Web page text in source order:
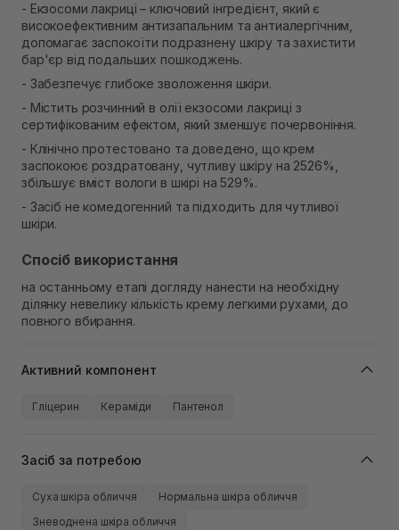
- Екзосоми лакриці – ключовий інгредієнт, який є
високоефективним антизапальним та антиалергічним,
допомагає заспокоїти подразнену шкіру та захистити
бар'єр від подальших пошкоджень.
- Забезпечує глибоке зволоження шкіри.
- Містить розчинний в олії екзосоми лакриці з
сертифікованим ефектом, який зменшує почервоніння.
- Клінічно протестовано та доведено, що крем
заспокоює роздратовану, чутливу шкіру на 2526%,
збільшує вміст вологи в шкірі на 529%.
- Засіб не комедогенний та підходить для чутливої
шкіри.
Спосіб використання
на останньому етапі догляду нанести на необхідну
ділянку невелику кількість крему легкими рухами, до
повного вбирання.
Активний компонент
Гліцерин Кераміди Пантенол
Засіб за потребою
Суха шкіра обличчя
Нормальна шкіра обличчя
Зневоднена шкіра обличчя